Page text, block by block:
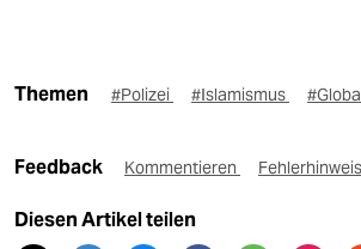
Themen #Polizei #Islamismus
Feedback Kommentieren Fehlerhinweis
Diesen Artikel teilen